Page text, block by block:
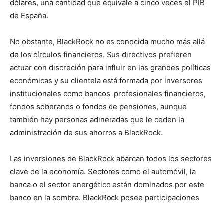
dólares, una cantidad que equivale a cinco veces el PIB
de España.
No obstante, BlackRock no es conocida mucho más allá
de los círculos financieros. Sus directivos prefieren
actuar con discreción para influir en las grandes políticas
económicas y su clientela está formada por inversores
institucionales como bancos, profesionales financieros,
fondos soberanos o fondos de pensiones, aunque
también hay personas adineradas que le ceden la
administración de sus ahorros a BlackRock.
Las inversiones de BlackRock abarcan todos los sectores
clave de la economía. Sectores como el automóvil, la
banca o el sector energético están dominados por este
banco en la sombra. BlackRock posee participaciones